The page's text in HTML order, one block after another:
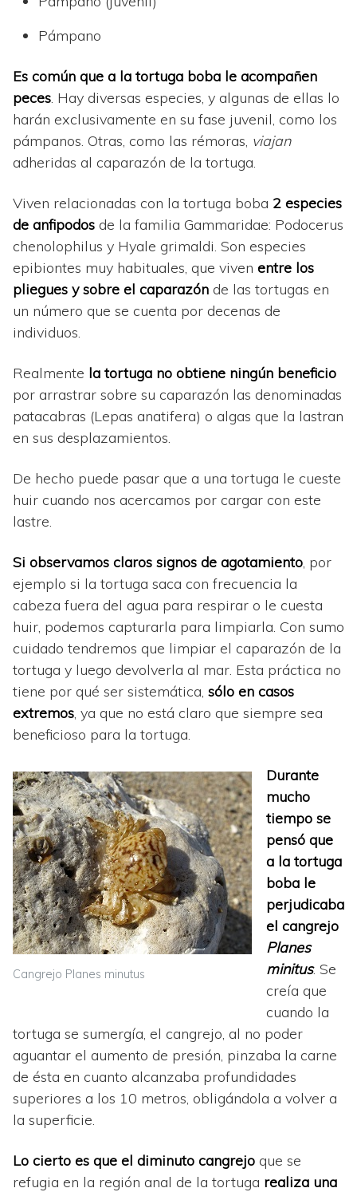
Pámpano
Es común que a la tortuga boba le acompañen
peces. Hay diversas especies, y algunas de ellas lo
harán exclusivamente en su fase juvenil, como los
pámpanos. Otras, como las rémoras, viajan
adheridas al caparazón de la tortuga.
Viven relacionadas con la tortuga boba 2 especies
de anfipodos de la familia Gammaridae: Podocerus
chenolophilus y Hyale grimaldi. Son especies
epibiontes muy habituales, que viven entre los
pliegues y sobre el caparazón de las tortugas en
un número que se cuenta por decenas de
individuos.
Realmente la tortuga no obtiene ningún beneficio
por arrastrar sobre su caparazón las denominadas
patacabras (Lepas anatifera) o algas que la lastran
en sus desplazamientos.
De hecho puede pasar que a una tortuga le cueste
huir cuando nos acercamos por cargar con este
lastre.
Si observamos claros signos de agotamiento, por
ejemplo si la tortuga saca con frecuencia la
cabeza fuera del agua para respirar o le cuesta
huir, podemos capturarla para limpiarla. Con sumo
cuidado tendremos que limpiar el caparazón de la
tortuga y luego devolverla al mar. Esta práctica no
tiene por qué ser sistemática, sólo en casos
extremos, ya que no está claro que siempre sea
beneficioso para la tortuga.
Cangrejo Planes minutus
Durante
mucho
tiempo se
pensó que
a la tortuga
boba le
perjudicaba
el cangrejo
Planes
minitus. Se
creía que
cuando la
tortuga se sumergía, el cangrejo, al no poder
aguantar el aumento de presión, pinzaba la carne
de ésta en cuanto alcanzaba profundidades
superiores a los 10 metros, obligándola a volver a
la superficie.
Lo cierto es que el diminuto cangrejo que se
refugia en la región anal de la tortuga realiza una